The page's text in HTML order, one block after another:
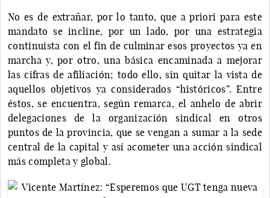
No es de extrañar, por lo tanto, que a priori para este
mandato se incline, por un lado, por una estrategia
continuista con el fin de culminar esos proyectos ya en
marcha y, por otro, una básica encaminada a mejorar
las cifras de afiliación; todo ello, sin quitar la vista de
aquellos objetivos ya considerados “históricos”. Entre
éstos, se encuentra, según remarca, el anhelo de abrir
delegaciones de la organización sindical en otros
puntos de la provincia, que se vengan a sumar a la sede
central de la capital y así acometer una acción sindical
más completa y global.